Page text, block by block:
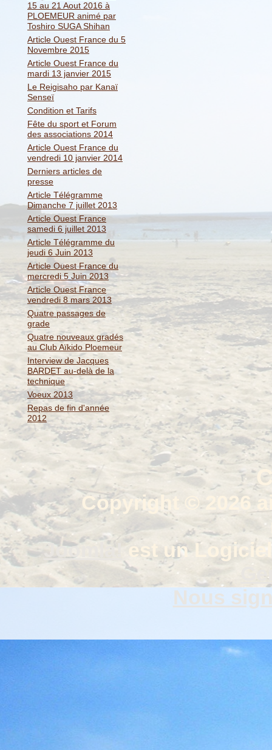
15 au 21 Aout 2016 à
PLOEMEUR animé par
Toshiro SUGA Shihan
Article Ouest France du 5
Novembre 2015
Article Ouest France du
mardi 13 janvier 2015
Le Reigisaho par Kanaï
Senseï
Condition et Tarifs
Fête du sport et Forum
des associations 2014
Article Ouest France du
vendredi 10 janvier 2014
Derniers articles de
presse
Article Télégramme
Dimanche 7 juillet 2013
Article Ouest France
samedi 6 juillet 2013
Article Télégramme du
jeudi 6 Juin 2013
Article Ouest France du
mercredi 5 Juin 2013
Article Ouest France
vendredi 8 mars 2013
Quatre passages de
grade
Quatre nouveaux gradés
au Club Aïkido Ploemeur
Interview de Jacques
BARDET au-delà de la
technique
Voeux 2013
Repas de fin d'année
2012
Copyright © 2026
Joomla! est un
Nous